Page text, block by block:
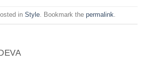
in Style. Bookmark the permalink.